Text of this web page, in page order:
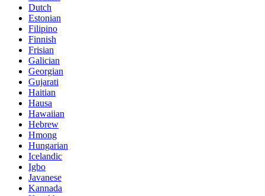
Dutch
Estonian
Filipino
Finnish
Frisian
Galician
Georgian
Gujarati
Haitian
Hausa
Hawaiian
Hebrew
Hmong
Hungarian
Icelandic
Igbo
Javanese
Kannada